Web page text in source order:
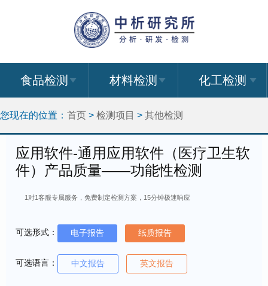
食品检测 材料检测 化工检测
您现在的位置： 首页 > 检测项目 > 其他检测
应用软件-通用应用软件（医疗卫生软
件）产品质量——功能性检测
1对1客服专属服务，免费制定检测方案，15分钟极速响应
可选形式： 电子报告 纸质报告
可选语言： 中文报告 英文报告